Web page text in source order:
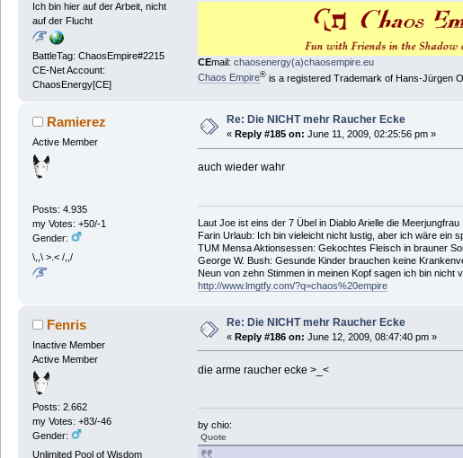
Ich bin hier auf der Arbeit, nicht
auf der Flucht
BattleTag: ChaosEmpire#2215
CE-Net Account:
ChaosEnergy[CE]
CEmail: chaosenergy(a)chaosempire.eu
Chaos Empire®is a registered Trademark of Hans-Jürgen
Ramierez
Active Member
Posts: 4.935
my Votes: +50/-1
Gender:
\,,\ >.< /,,/
Re: Die NICHT mehr Raucher Ecke
« Reply #185 on: June 11, 2009, 02:25:56 pm »
auch wieder wahr
Laut Joe ist eins der 7 Übel in Diablo Arielle die Meerjungfrau
Farin Urlaub: Ich bin vieleicht nicht lustig, aber ich wäre ein
TUM Mensa Aktionsessen: Gekochtes Fleisch in brauner
George W. Bush: Gesunde Kinder brauchen keine
Neun von zehn Stimmen in meinen Kopf sagen ich bin nicht
http://www.lmgtfy.com/?q=chaos%20empire
Fenris
Inactive Member
Active Member
Posts: 2.662
my Votes: +83/-46
Gender:
Unlimited Pool of Wisdom
Re: Die NICHT mehr Raucher Ecke
« Reply #186 on: June 12, 2009, 08:47:40 pm »
die arme raucher ecke >_<
by chio:
Quote